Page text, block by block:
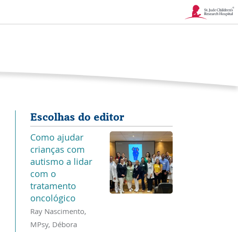
Link
nova
Escolhas do editor
Como ajudar
crianças com
autismo a lidar
com o
tratamento
oncológico
Ray Nascimento,
MPsy, Débora